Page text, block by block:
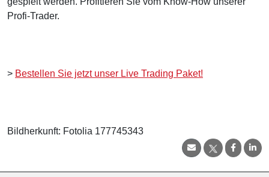
Profi-Trader.
> Bestellen Sie jetzt unser Live Trading Paket!
Bildherkunft: Fotolia 177745343